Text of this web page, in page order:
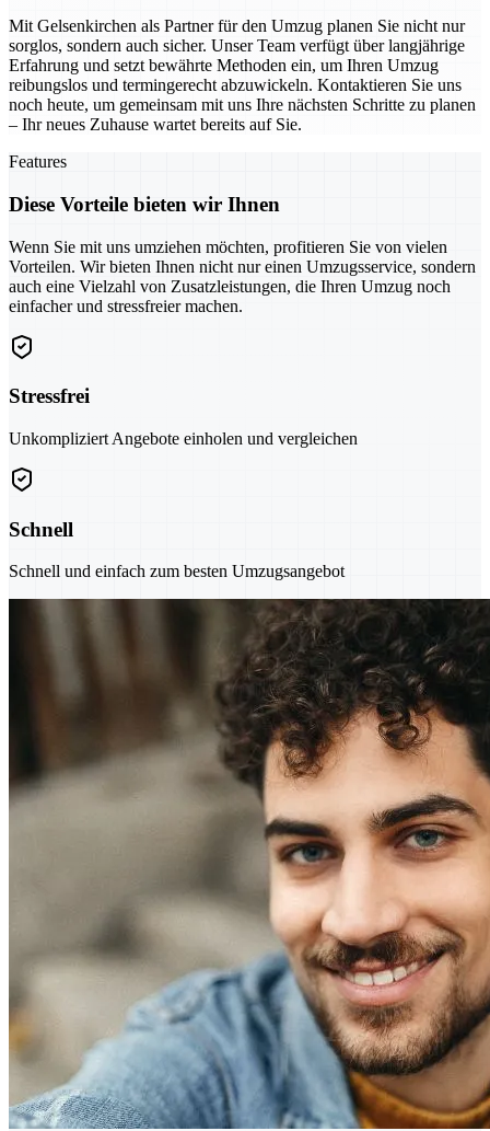
Mit Gelsenkirchen als Partner für den Umzug planen Sie nicht nur
sorglos, sondern auch sicher. Unser Team verfügt über langjährige
Erfahrung und setzt bewährte Methoden ein, um Ihren Umzug
reibungslos und termingerecht abzuwickeln. Kontaktieren Sie uns
noch heute, um gemeinsam mit uns Ihre nächsten Schritte zu planen
– Ihr neues Zuhause wartet bereits auf Sie.
Features
Diese Vorteile bieten wir Ihnen
Wenn Sie mit uns umziehen möchten, profitieren Sie von vielen
Vorteilen. Wir bieten Ihnen nicht nur einen Umzugsservice, sondern
auch eine Vielzahl von Zusatzleistungen, die Ihren Umzug noch
einfacher und stressfreier machen.
Stressfrei
Unkompliziert Angebote einholen und vergleichen
Schnell
Schnell und einfach zum besten Umzugsangebot